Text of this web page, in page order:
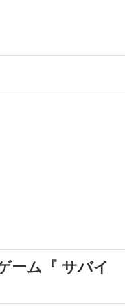
ーム『 サバイ